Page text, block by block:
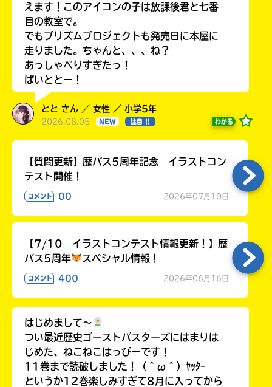
えます！このアイコンの子は放課後君と七番
目の教室で。
でもプリズムプロジェクトも発売日に本屋に
走りました。ちゃんと、、、ね？
あっしゃべりすぎたっ！
ばいととー！
とと さん ／ 女性 ／ 小学5年
2026.08.05 NEW 注目 !! わかる
【質問更新】歴バス5周年記念 イラストコン
テスト開催！
コメント 00 2026年07月10日
【7/10 イラストコンテスト情報更新！】歴
バス5周年
スペシャル情報！
コメント 400 2026年06月16日
はじめまして〜
つい最近歴史ゴーストバスターズにはまりは
じめた、ねこねこはっぴーです！
11巻まで読破しました！（＾ω＾）ﾔｯﾀｰ
というか12巻楽しみすぎて8月に入ってから